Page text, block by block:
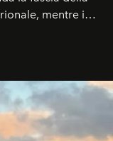
mentre in
e regole per